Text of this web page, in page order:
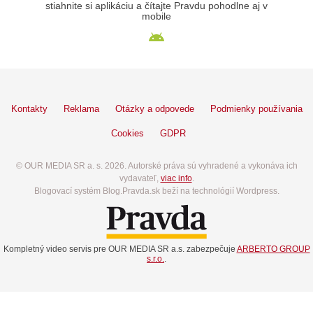
stiahnite si aplikáciu a čítajte Pravdu pohodlne aj v
mobile
Kontakty Reklama Otázky a odpovede Podmienky používania
Cookies GDPR
© OUR MEDIA SR a. s. 2026. Autorské práva sú vyhradené a vykonáva ich
vydavateľ, viac info.
Blogovací systém Blog.Pravda.sk beží na technológií Wordpress.
Kompletný video servis pre OUR MEDIA SR a.s. zabezpečuje ARBERTO GROUP
s.r.o..